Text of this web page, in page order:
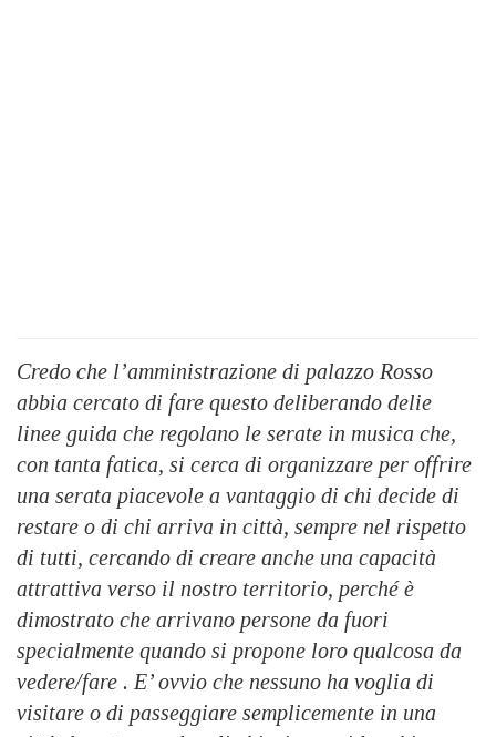
Credo che l’amministrazione di palazzo Rosso
abbia cercato di fare questo deliberando delie
linee guida che regolano le serate in musica che,
con tanta fatica, si cerca di organizzare per offrire
una serata piacevole a vantaggio di chi decide di
restare o di chi arriva in città, sempre nel rispetto
di tutti, cercando di creare anche una capacità
attrattiva verso il nostro territorio, perché è
dimostrato che arrivano persone da fuori
specialmente quando si propone loro qualcosa da
vedere/fare . E’ ovvio che nessuno ha voglia di
visitare o di passeggiare semplicemente in una